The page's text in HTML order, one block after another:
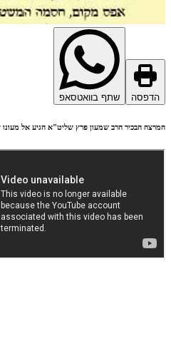
הדפסה שתף בוואטסאפ
המרצה הבכיר הרב שמעון פרץ שליט"א הגיע אל